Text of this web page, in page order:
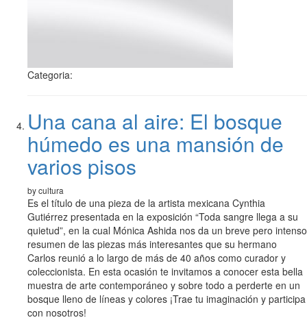
Categoria:
Una cana al aire: El bosque
húmedo es una mansión de
varios pisos
by cultura
Es el título de una pieza de la artista mexicana Cynthia
Gutiérrez presentada en la exposición “Toda sangre llega a su
quietud”, en la cual Mónica Ashida nos da un breve pero intenso
resumen de las piezas más interesantes que su hermano
Carlos reunió a lo largo de más de 40 años como curador y
coleccionista. En esta ocasión te invitamos a conocer esta bella
muestra de arte contemporáneo y sobre todo a perderte en un
bosque lleno de líneas y colores ¡Trae tu imaginación y participa
con nosotros!